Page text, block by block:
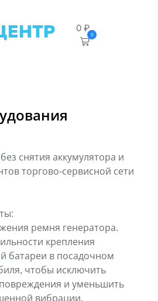
0₽
0
снятия аккумулятора и
торгово-сервисной сети
ремня генератора.
крепления
батареи в посадочном
чтобы исключить
и уменьшить
вибрации.